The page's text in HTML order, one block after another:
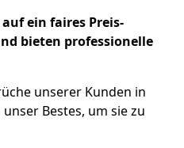
ein faires Preis-
bieten professionelle
unserer Kunden in
Bestes, um sie zu